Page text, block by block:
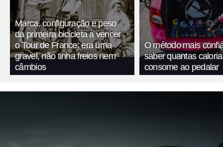
Marca, configuração e peso
da primeira bicicleta a vencer
o Tour de France: era uma
gravel, não tinha freios nem
câmbios
O método mais
saber quantas
consome ao pedalar